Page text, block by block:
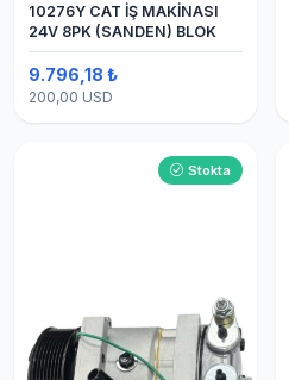
10276Y CAT İŞ MAKİNASI
24V 8PK (SANDEN) BLOK
9.796,18 ₺
200,00 USD
Stokta